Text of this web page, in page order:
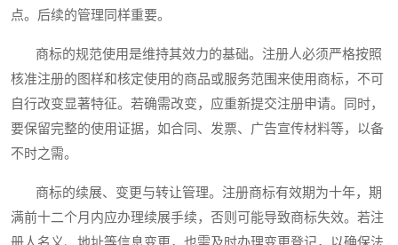
点。后续的管理同样重要。
商标的规范使用是维持其效力的基础。注册人必须严格按照
核准注册的图样和核定使用的商品或服务范围来使用商标，不可
自行改变显著特征。若确需改变，应重新提交注册申请。同时，
要保留完整的使用证据，如合同、发票、广告宣传材料等，以备
不时之需。
商标的续展、变更与转让管理。注册商标有效期为十年，期
满前十二个月内应办理续展手续，否则可能导致商标失效。若注
册人名义、地址等信息变更，也需及时办理变更登记，以确保法